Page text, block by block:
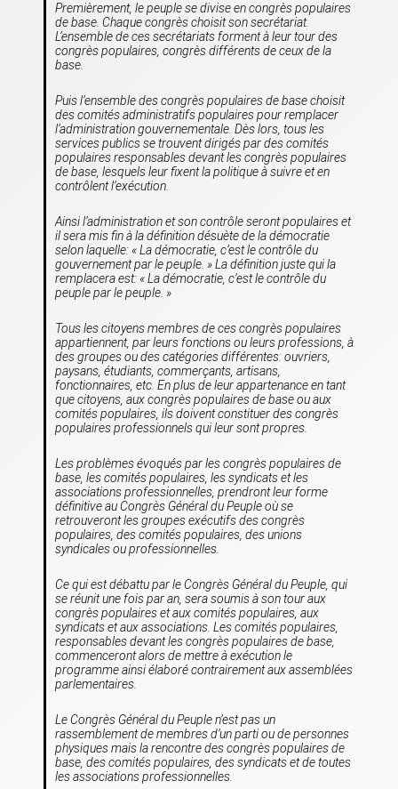
Premièrement, le peuple se divise en congrès populaires
de base. Chaque congrès choisit son secrétariat.
L’ensemble de ces secrétariats forment à leur tour des
congrès populaires, congrès différents de ceux de la
base.
Puis l’ensemble des congrès populaires de base choisit
des comités administratifs populaires pour remplacer
l’administration gouvernementale. Dès lors, tous les
services publics se trouvent dirigés par des comités
populaires responsables devant les congrès populaires
de base, lesquels leur fixent la politique à suivre et en
contrôlent l’exécution.
Ainsi l’administration et son contrôle seront populaires et
il sera mis fin à la définition désuète de la démocratie
selon laquelle: « La démocratie, c’est le contrôle du
gouvernement par le peuple. » La définition juste qui la
remplacera est: «La démocratie, c’est le contrôle du
peuple par le peuple . »
Tous les citoyens membres de ces congrès populaires
appartiennent, par leurs fonctions ou leurs professions, à
des groupes ou des catégories différentes: ouvriers,
paysans, étudiants, commerçants, artisans,
fonctionnaires, etc. En plus de leur appartenance en tant
que citoyens, aux congrès populaires de base ou aux
comités populaires, ils doivent constituer des congrès
populaires professionnels qui leur sont propres.
Les problèmes évoqués par les congrès populaires de
base, les comités populaires, les syndicats et les
associations professionnelles, prendront leur forme
définitive au Congrès Général du Peuple où se
retrouveront les groupes exécutifs des congrès
populaires, des comités populaires, des unions
syndicales ou professionnelles.
Ce qui est débattu par le Congrès Général du Peuple, qui
se réunit une fois par an, sera soumis à son tour aux
congrès populaires et aux comités populaires, aux
syndicats et aux associations. Les comités populaires,
responsables devant les congrès populaires de base,
commenceront alors de mettre à exécution le
programme ainsi élaboré contrairement aux assemblées
parlementaires.
Le Congrès Général du Peuple n’est pas un
rassemblement de membres d’un parti ou de personnes
physiques mais la rencontre des congrès populaires de
base, des comités populaires, des syndicats et de toutes
les associations professionnelles.